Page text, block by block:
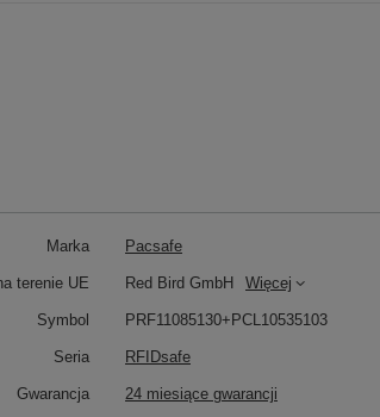
Marka Pacsafe
terenie UE Red Bird GmbH Więcej
Symbol PRF11085130+PCL10535103
Seria RFIDsafe
Gwarancja 24 miesiące gwarancji